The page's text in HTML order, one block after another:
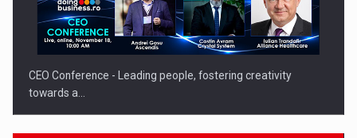
CEO Conference - Leading people, fostering creativity
towards a…